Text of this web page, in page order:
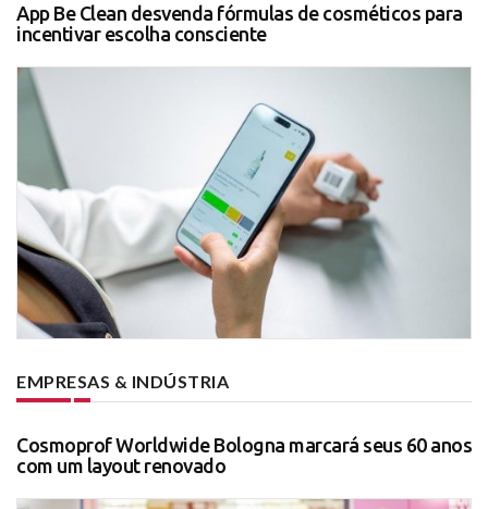
App Be Clean desvenda fórmulas de cosméticos para
incentivar escolha consciente
EMPRESAS & INDÚSTRIA
Cosmoprof Worldwide Bologna marcará seus 60 anos
com um layout renovado